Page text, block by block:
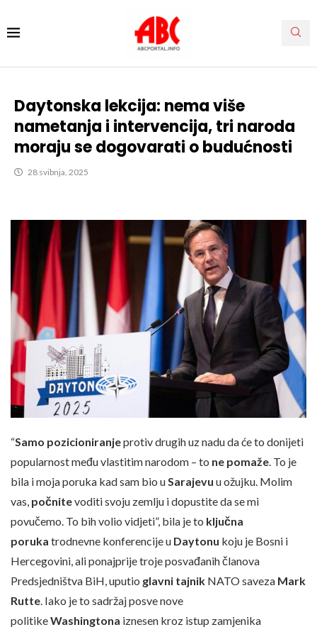
Daytonska lekcija: nema više
nametanja i intervencija, tri naroda
moraju se dogovarati o budućnosti
28 svibnja, 2025
“Samo pozicioniranjeprotiv drugih uz nadu da će to donijeti
popularnost među vlastitim narodom – to ne pomaže . To je
bila i moja poruka kad sam bio u Sarajevu u ožujku. Molim
vas, počnitevoditi svoju zemlju i dopustite da se mi
povučemo. To bih volio vidjeti”, bila je to ključna
poruka trodnevne konferencije u Daytonu koju je Bosni i
Hercegovini, ali ponajprije troje posvađanih članova
Predsjedništva BiH, uputio glavni tajnik NATO saveza Mark
Rutte . Iako je to sadržaj posve nove
politikeWashingtona iznesen kroz istup zamjenika